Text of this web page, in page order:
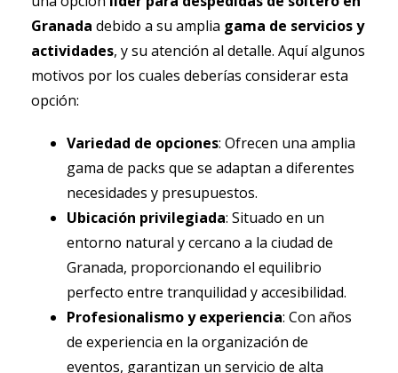
Granada debido a su amplia gama de servicios y
actividades, y su atención al detalle. Aquí algunos
motivos por los cuales deberías considerar esta
opción:
Variedad de opciones: Ofrecen una amplia
gama de packs que se adaptan a diferentes
necesidades y presupuestos.
Ubicación privilegiada: Situado en un
entorno natural y cercano a la ciudad de
Granada, proporcionando el equilibrio
perfecto entre tranquilidad y accesibilidad.
Profesionalismo y experiencia: Con años
de experiencia en la organización de
eventos, garantizan un servicio de alta